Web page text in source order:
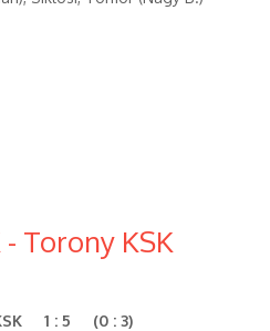
Torony KSK
1 : 5 (0 : 3)